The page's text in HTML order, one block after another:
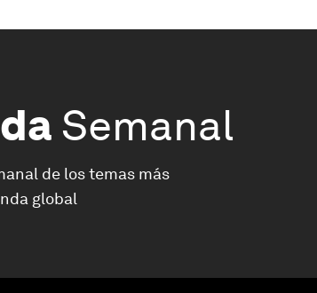
Semanal
de los temas más
global